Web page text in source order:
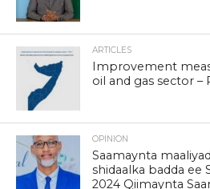
ARTICLES
Improvement
oil and gas sector –
OPINION
Saamaynta
shidaalka badda ee
2024 Qiimaynta